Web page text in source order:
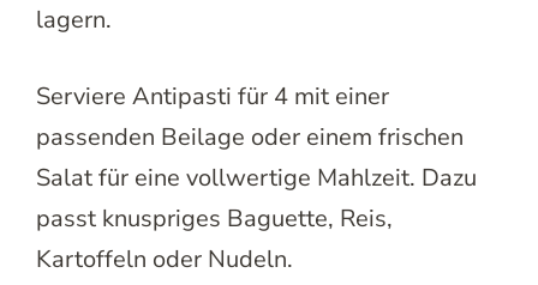
lagern.
Serviere Antipasti für 4 mit einer
passenden Beilage oder einem frischen
Salat für eine vollwertige Mahlzeit. Dazu
passt knuspriges Baguette, Reis,
Kartoffeln oder Nudeln.